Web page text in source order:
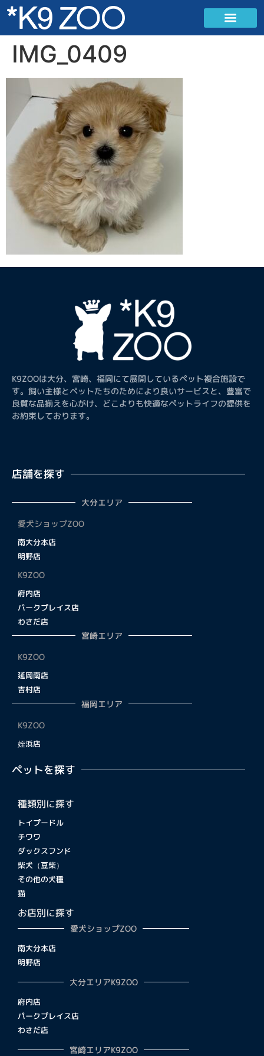
IMG_0409
K9ZOOは大分、宮崎、福岡にて展開しているペット複合施設で
す。飼い主様とペットたちのためにより良いサービスと、豊富で
良質な品揃えを心がけ、どこよりも快適なペットライフの提供を
お約束しております。
店舗を探す
大分エリア
愛犬ショップZOO
南大分本店
明野店
K9ZOO
府内店
パークプレイス店
わさだ店
宮崎エリア
K9ZOO
延岡南店
吉村店
福岡エリア
K9ZOO
姪浜店
ペットを探す
種類別に探す
トイプードル
チワワ
ダックスフンド
柴犬（豆柴）
その他の犬種
猫
お店別に探す
愛犬ショップZOO
南大分本店
明野店
大分エリアK9ZOO
府内店
パークプレイス店
わさだ店
宮崎エリアK9ZOO